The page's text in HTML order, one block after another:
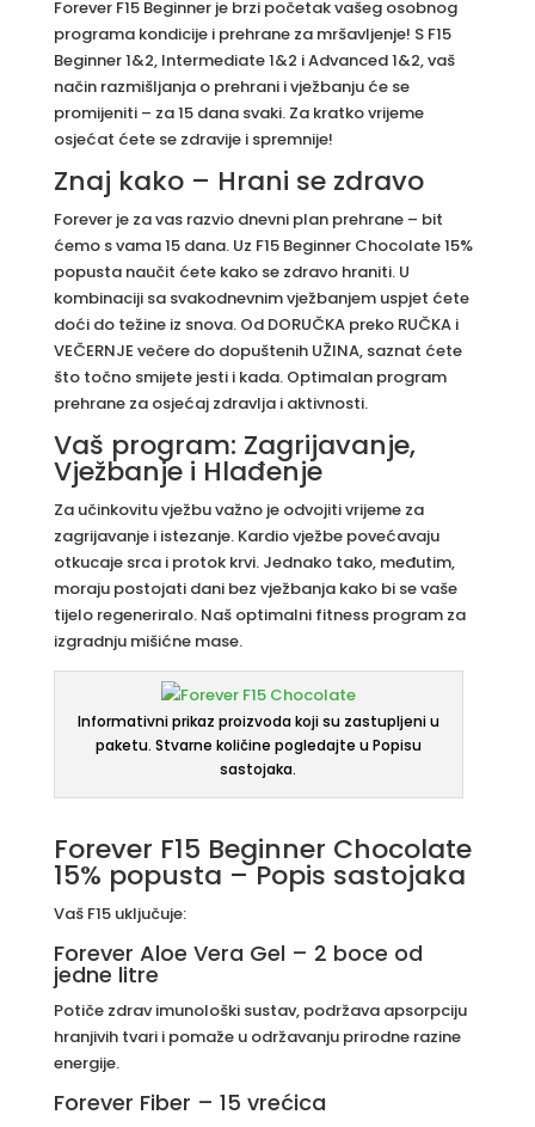
Forever F15 Beginner je brzi početak vašeg osobnog
programa kondicije i prehrane za mršavljenje! S F15
Beginner 1&2, Intermediate 1&2 i Advanced 1&2, vaš
način razmišljanja o prehrani i vježbanju će se
promijeniti – za 15 dana svaki. Za kratko vrijeme
osjećat ćete se zdravije i spremnije!
Znaj kako – Hrani se zdravo
Forever je za vas razvio dnevni plan prehrane – bit
ćemo s vama 15 dana. Uz F15 Beginner Chocolate 15%
popusta naučit ćete kako se zdravo hraniti. U
kombinaciji sa svakodnevnim vježbanjem uspjet ćete
doći do težine iz snova. Od DORUČKA preko RUČKA i
VEČERNJE večere do dopuštenih UŽINA, saznat ćete
što točno smijete jesti i kada. Optimalan program
prehrane za osjećaj zdravlja i aktivnosti.
Vaš program: Zagrijavanje,
Vježbanje i Hlađenje
Za učinkovitu vježbu važno je odvojiti vrijeme za
zagrijavanje i istezanje. Kardio vježbe povećavaju
otkucaje srca i protok krvi. Jednako tako, međutim,
moraju postojati dani bez vježbanja kako bi se vaše
tijelo regeneriralo. Naš optimalni fitness program za
izgradnju mišićne mase.
Informativni prikaz proizvoda koji su zastupljeni u
paketu. Stvarne količine pogledajte u Popisu
sastojaka.
Forever F15 Beginner Chocolate
15% popusta – Popis sastojaka
Vaš F15 uključuje:
Forever Aloe Vera Gel – 2 boce od
jedne litre
Potiče zdrav imunološki sustav, podržava apsorpciju
hranjivih tvari i pomaže u održavanju prirodne razine
energije.
Forever Fiber – 15 vrećica